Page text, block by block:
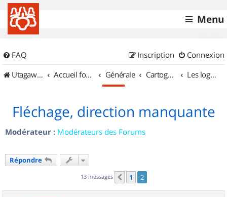
Menu
FAQ Connexion
Inscription
UtagawaVTT (Randos VTT et VTTAE avec traces GPS)
Accueil forum Générale Cartographie et GPS Les logiciels
Fléchage, direction manquante
Modérateur : Modérateurs des Forums
Répondre
13 messages Précédent
1 2